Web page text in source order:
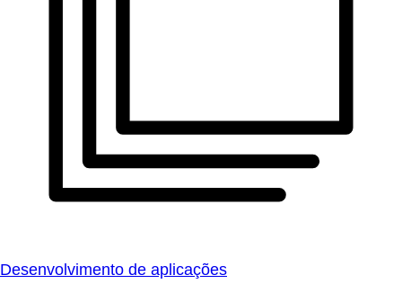
Desenvolvimento de aplicações